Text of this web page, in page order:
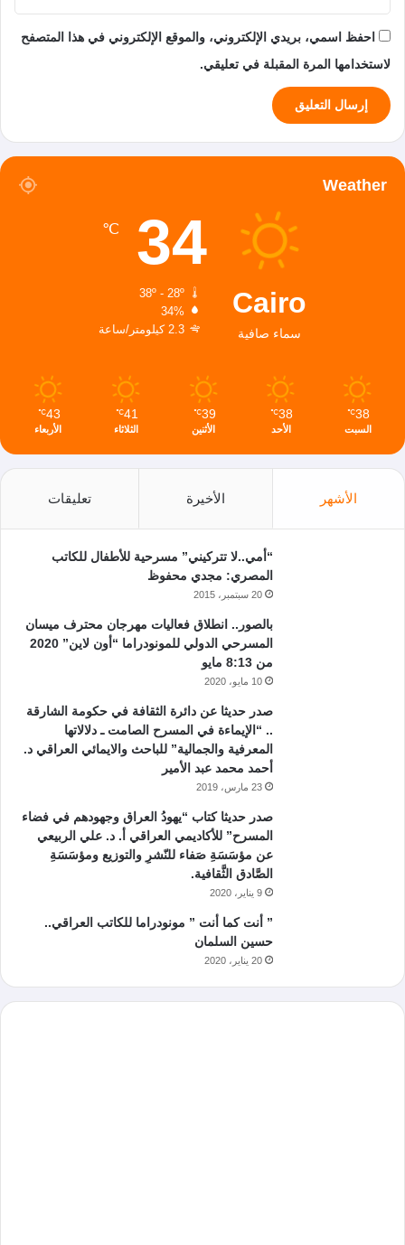
احفظ اسمي، بريدي الإلكتروني، والموقع الإلكتروني في هذا المتصفح
لاستخدامها المرة المقبلة في تعليقي.
Weather
Cairo
سماء صافية
34
℃
34%
2.3 كيلومتر/ساعة
38
℃
السبت
38
℃
الأحد
39
℃
الأثنين
41
℃
الثلاثاء
43
℃
الأربعاء
الأشهر الأخيرة تعليقات
“أمي..لا تتركيني” مسرحية للأطفال للكاتب
المصري: مجدي محفوظ
20 سبتمبر، 2015
بالصور.. انطلاق فعاليات مهرجان محترف ميسان
المسرحي الدولي للمونودراما “أون لاين” 2020
من 8:13 مايو
10 مايو، 2020
صدر حديثا عن دائرة الثقافة في حكومة الشارقة
.. “الإيماءة في المسرح الصامت ـ دلالاتها
المعرفية والجمالية” للباحث والايمائي العراقي د.
أحمد محمد عبد الأمير
23 مارس، 2019
صدر حديثا كتاب “يهودُ العراق وجهودهم في فضاء
المسرح” للأكاديمي العراقي أ. د. علي الربيعي
عن مؤسَسَةِ صَفاء للنّشرِ والتوزيع ومؤسَسَةِ
الصَّادق الثَّقافية.
9 يناير، 2020
” أنت كما أنت ” مونودراما للكاتب العراقي..
حسين السلمان
20 يناير، 2020